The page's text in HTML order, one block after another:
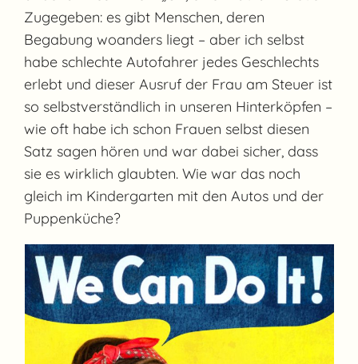
Zugegeben: es gibt Menschen, deren
Begabung woanders liegt – aber ich selbst
habe schlechte Autofahrer jedes Geschlechts
erlebt und dieser Ausruf der Frau am Steuer ist
so selbstverständlich in unseren Hinterköpfen –
wie oft habe ich schon Frauen selbst diesen
Satz sagen hören und war dabei sicher, dass
sie es wirklich glaubten. Wie war das noch
gleich im Kindergarten mit den Autos und der
Puppenküche?